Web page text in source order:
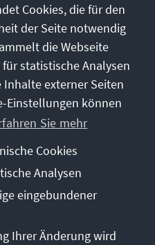
Datenschutz
Barriere melden
Cookies, die für den
der Seite notwendig
die Webseite
statistische Analysen
externer Seiten
Einstellungen können
Sie mehr
Cookies
Analysen
eingebundener
Ihrer Änderung wird